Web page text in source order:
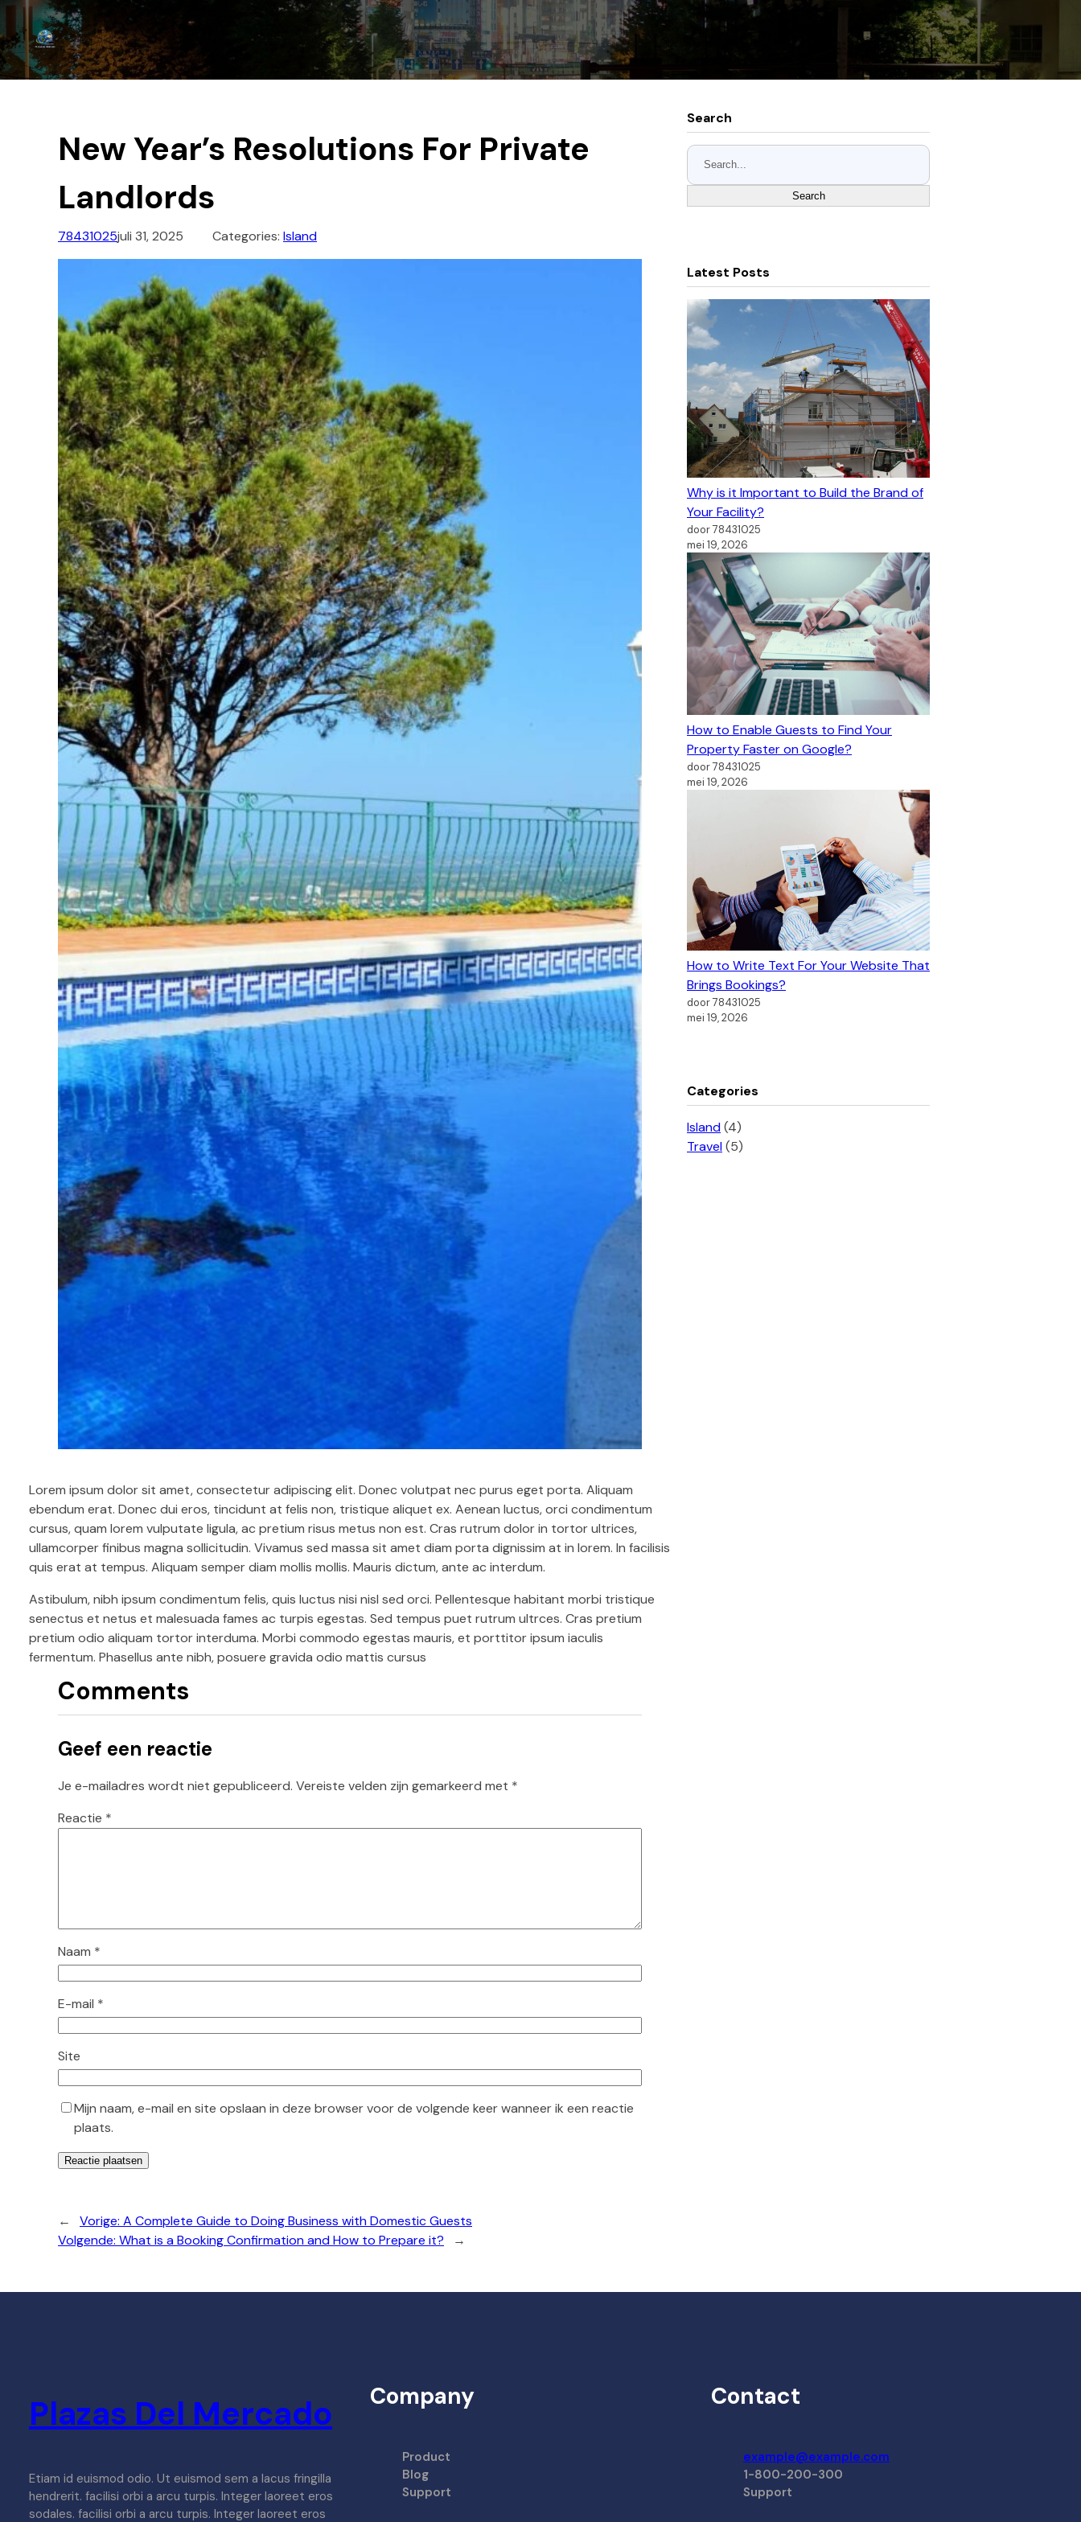
New Year’s Resolutions For Private
Landlords
78431025juli 31, 2025 Categories: Island
Lorem ipsum dolor sit amet, consectetur adipiscing elit. Donec volutpat nec purus eget porta. Aliquam
ebendum erat. Donec dui eros, tincidunt at felis non, tristique aliquet ex. Aenean luctus, orci condimentum
cursus, quam lorem vulputate ligula, ac pretium risus metus non est. Cras rutrum dolor in tortor ultrices,
ullamcorper finibus magna sollicitudin. Vivamus sed massa sit amet diam porta dignissim at in lorem. In facilisis
quis erat at tempus. Aliquam semper diam mollis mollis. Mauris dictum, ante ac interdum.
Astibulum, nibh ipsum condimentum felis, quis luctus nisi nisl sed orci. Pellentesque habitant morbi tristique
senectus et netus et malesuada fames ac turpis egestas. Sed tempus puet rutrum ultrces. Cras pretium
pretium odio aliquam tortor interduma. Morbi commodo egestas mauris, et porttitor ipsum iaculis
fermentum. Phasellus ante nibh, posuere gravida odio mattis cursus
Comments
Geef een reactie
Je e-mailadres wordt niet gepubliceerd. Vereiste velden zijn gemarkeerd met *
Reactie *
Naam *
E-mail *
Site
Mijn naam, e-mail en site opslaan in deze browser voor de volgende keer wanneer ik een reactie
plaats.
← Vorige: A Complete Guide to Doing Business with Domestic Guests
Volgende: What is a Booking Confirmation and How to Prepare it? →
Search
Search
Latest Posts
Why is it Important to Build the Brand of
Your Facility?
door 78431025
mei 19, 2026
How to Enable Guests to Find Your
Property Faster on Google?
door 78431025
mei 19, 2026
How to Write Text For Your Website That
Brings Bookings?
door 78431025
mei 19, 2026
Categories
Island(4)
Travel(5)
Plazas Del Mercado
Etiam id euismod odio. Ut euismod sem a lacus fringilla
hendrerit. facilisi orbi a arcu turpis. Integer laoreet eros
sodales. facilisi orbi a arcu turpis. Integer laoreet eros
Company
Product
Blog
Support
Contact
example@example.com
1-800-200-300
Support